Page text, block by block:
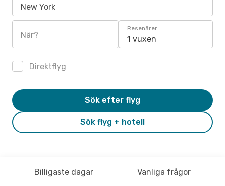
New York
När?
Resenärer
1 vuxen
Direktflyg
Sök flyg + hotell
Sök efter flyg
Billigaste dagar Vanliga frågor